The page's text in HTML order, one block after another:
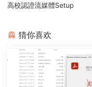
高校認證流媒體Setup
猜你喜欢